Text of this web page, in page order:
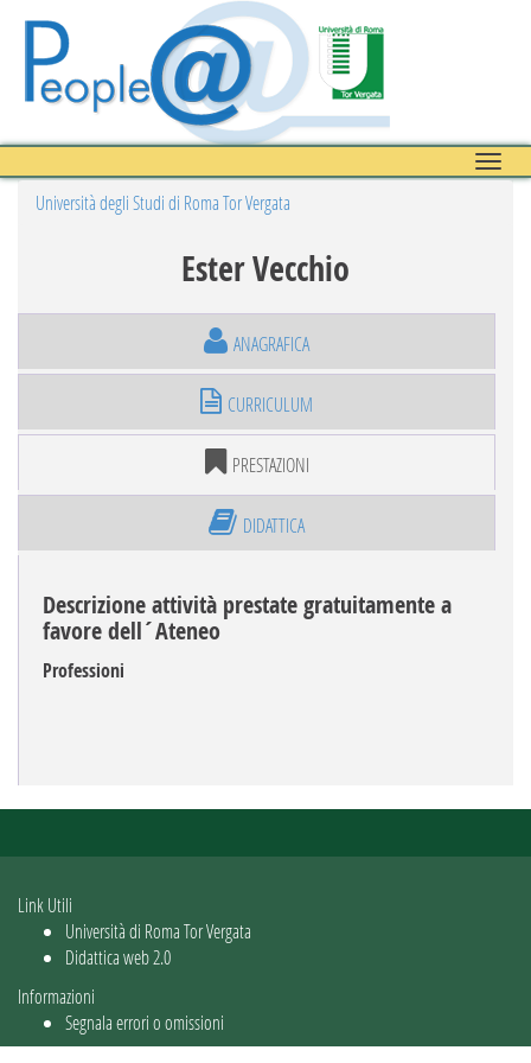
Toggle
Università degli Studi di Roma Tor Vergata
Ester Vecchio
ANAGRAFICA
CURRICULUM
PRESTAZIONI
DIDATTICA
Descrizione attività prestate gratuitamente a
favore dell´Ateneo
Professioni
Link Utili
Università di Roma Tor Vergata
Didattica web 2.0
Informazioni
Segnala errori o omissioni